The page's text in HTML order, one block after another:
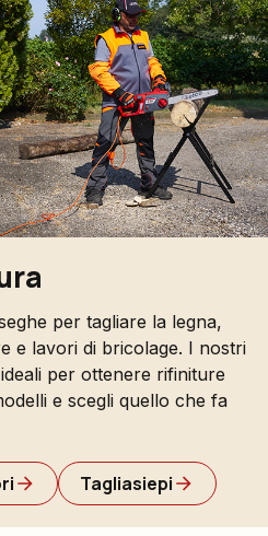
per tagliare la legna,
e lavori di bricolage. I nostri
per ottenere rifiniture
e scegli quello che fa
Tagliasiepi